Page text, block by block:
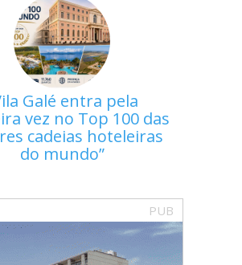
Galé entra pela
vez no Top 100 das
cadeias hoteleiras
do mundo
PUB